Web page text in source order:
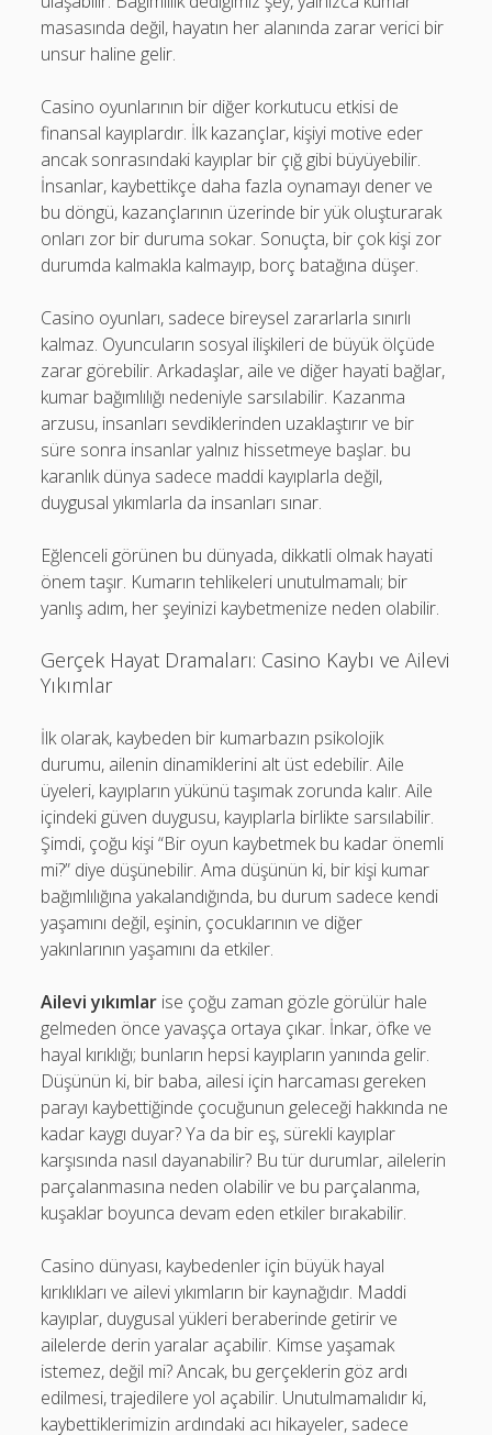
masasında değil, hayatın her alanında zarar verici bir
unsur haline gelir.
Casino oyunlarının bir diğer korkutucu etkisi de
finansal kayıplardır. İlk kazançlar, kişiyi motive eder
ancak sonrasındaki kayıplar bir çığ gibi büyüyebilir.
İnsanlar, kaybettikçe daha fazla oynamayı dener ve
bu döngü, kazançlarının üzerinde bir yük oluşturarak
onları zor bir duruma sokar. Sonuçta, bir çok kişi zor
durumda kalmakla kalmayıp, borç batağına düşer.
Casino oyunları, sadece bireysel zararlarla sınırlı
kalmaz. Oyuncuların sosyal ilişkileri de büyük ölçüde
zarar görebilir. Arkadaşlar, aile ve diğer hayati bağlar,
kumar bağımlılığı nedeniyle sarsılabilir. Kazanma
arzusu, insanları sevdiklerinden uzaklaştırır ve bir
süre sonra insanlar yalnız hissetmeye başlar. bu
karanlık dünya sadece maddi kayıplarla değil,
duygusal yıkımlarla da insanları sınar.
Eğlenceli görünen bu dünyada, dikkatli olmak hayati
önem taşır. Kumarın tehlikeleri unutulmamalı; bir
yanlış adım, her şeyinizi kaybetmenize neden olabilir.
Gerçek Hayat Dramaları: Casino Kaybı ve Ailevi
Yıkımlar
İlk olarak, kaybeden bir kumarbazın psikolojik
durumu, ailenin dinamiklerini alt üst edebilir. Aile
üyeleri, kayıpların yükünü taşımak zorunda kalır. Aile
içindeki güven duygusu, kayıplarla birlikte sarsılabilir.
Şimdi, çoğu kişi “Bir oyun kaybetmek bu kadar önemli
mi?” diye düşünebilir. Ama düşünün ki, bir kişi kumar
bağımlılığına yakalandığında, bu durum sadece kendi
yaşamını değil, eşinin, çocuklarının ve diğer
yakınlarının yaşamını da etkiler.
Ailevi yıkımlar ise çoğu zaman gözle görülür hale
gelmeden önce yavaşça ortaya çıkar. İnkar, öfke ve
hayal kırıklığı; bunların hepsi kayıpların yanında gelir.
Düşünün ki, bir baba, ailesi için harcaması gereken
parayı kaybettiğinde çocuğunun geleceği hakkında ne
kadar kaygı duyar? Ya da bir eş, sürekli kayıplar
karşısında nasıl dayanabilir? Bu tür durumlar, ailelerin
parçalanmasına neden olabilir ve bu parçalanma,
kuşaklar boyunca devam eden etkiler bırakabilir.
Casino dünyası, kaybedenler için büyük hayal
kırıklıkları ve ailevi yıkımların bir kaynağıdır. Maddi
kayıplar, duygusal yükleri beraberinde getirir ve
ailelerde derin yaralar açabilir. Kimse yaşamak
istemez, değil mi? Ancak, bu gerçeklerin göz ardı
edilmesi, trajedilere yol açabilir. Unutulmamalıdır ki,
kaybettiklerimizin ardındaki acı hikayeler, sadece